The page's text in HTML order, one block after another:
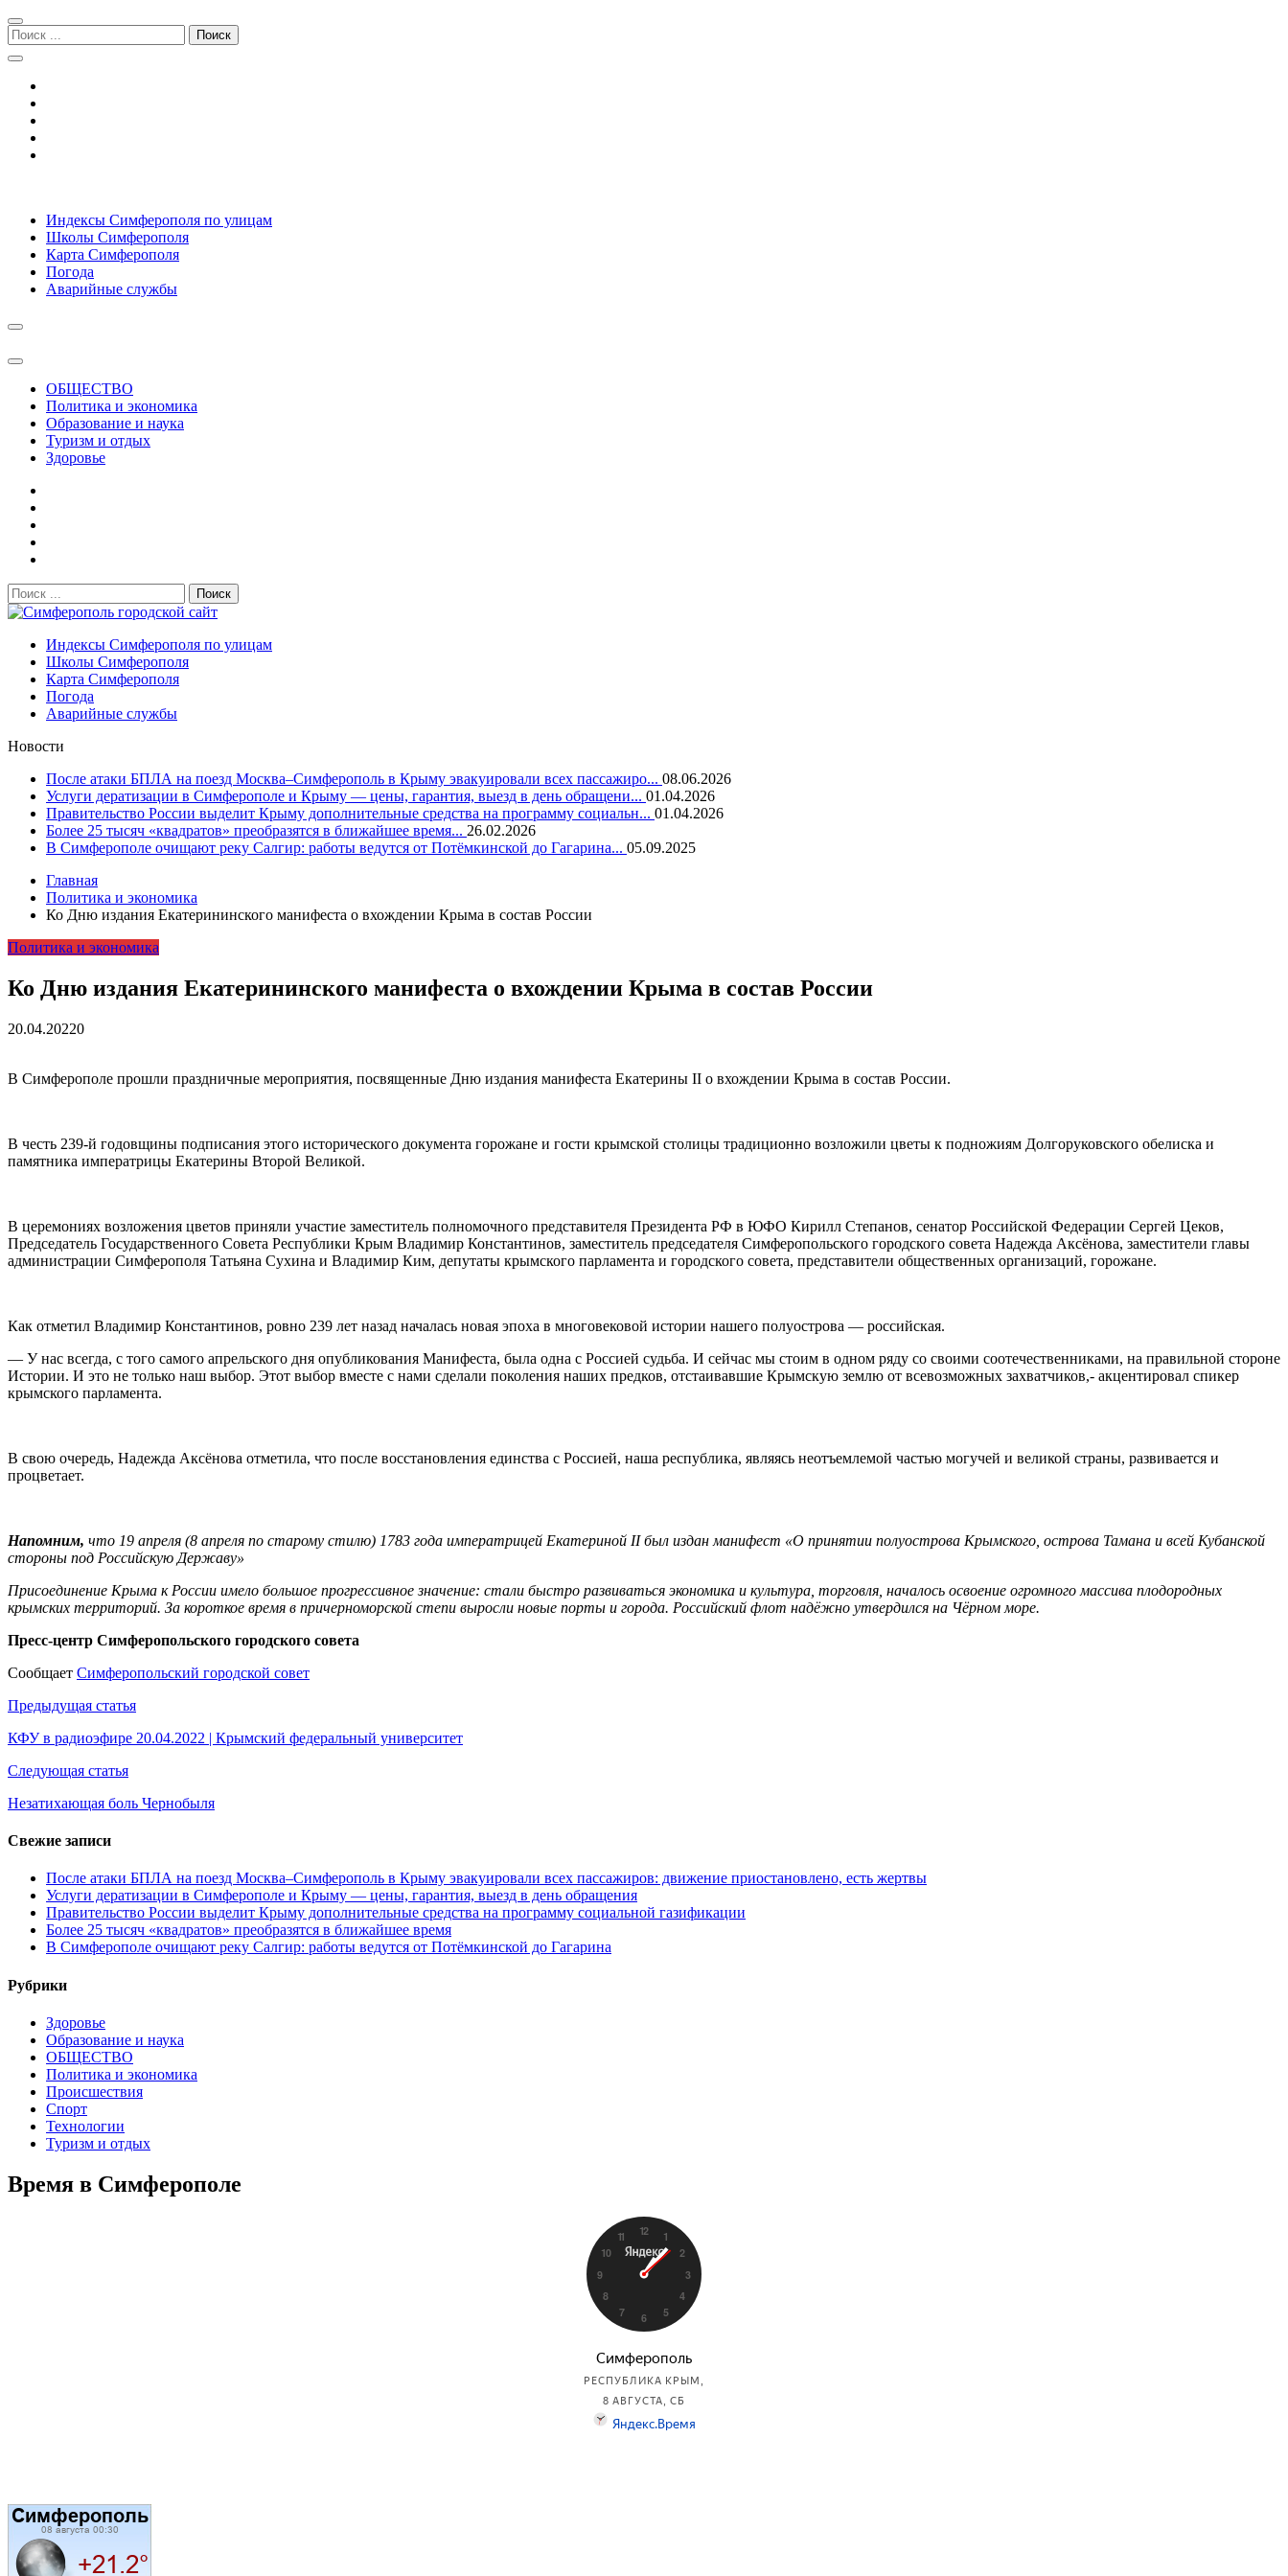
Перейти
к
навигации
Перейти
к
содержимому
Поиск:
Симферополь городской сайт
Индексы Симферополя по улицам
Школы Симферополя
Карта Симферополя
Погода
Аварийные службы
ОБЩЕСТВО
Политика и экономика
Образование и наука
Туризм и отдых
Здоровье
Поиск:
Симферополь городской сайт
Индексы Симферополя по улицам
Школы Симферополя
Карта Симферополя
Погода
Аварийные службы
Новости
После атаки БПЛА на поезд Москва–Симферополь в Крыму эвакуировали всех пассажиро... 08.06.2026
Услуги дератизации в Симферополе и Крыму — цены, гарантия, выезд в день обращени... 01.04.2026
Правительство России выделит Крыму дополнительные средства на программу социальн... 01.04.2026
Более 25 тысяч «квадратов» преобразятся в ближайшее время... 26.02.2026
В Симферополе очищают реку Салгир: работы ведутся от Потёмкинской до Гагарина... 05.09.2025
Главная
Политика и экономика
Ко Дню издания Екатерининского манифеста о вхождении Крыма в состав России
Политика и экономика
Ко Дню издания Екатерининского манифеста о вхождении Крыма в состав России
20.04.20220
В Симферополе прошли праздничные мероприятия, посвященные Дню издания манифеста Екатерины II о вхождении Крыма в состав России.
В честь 239-й годовщины подписания этого исторического документа горожане и гости крымской столицы традиционно возложили цветы к подножиям Долгоруковского обелиска и
памятника императрицы Екатерины Второй Великой.
В церемониях возложения цветов приняли участие заместитель полномочного представителя Президента РФ в ЮФО Кирилл Степанов, сенатор Российской Федерации Сергей Цеков,
Председатель Государственного Совета Республики Крым Владимир Константинов, заместитель председателя Симферопольского городского совета Надежда Аксёнова, заместители главы
администрации Симферополя Татьяна Сухина и Владимир Ким, депутаты крымского парламента и городского совета, представители общественных организаций, горожане.
Как отметил Владимир Константинов, ровно 239 лет назад началась новая эпоха в многовековой истории нашего полуострова — российская.
— У нас всегда, с того самого апрельского дня опубликования Манифеста, была одна с Россией судьба. И сейчас мы стоим в одном ряду со своими соотечественниками, на правильной стороне
Истории. И это не только наш выбор. Этот выбор вместе с нами сделали поколения наших предков, отстаивавшие Крымскую землю от всевозможных захватчиков,- акцентировал спикер
крымского парламента.
В свою очередь, Надежда Аксёнова отметила, что после восстановления единства с Россией, наша республика, являясь неотъемлемой частью могучей и великой страны, развивается и
процветает.
Напомним, что 19 апреля (8 апреля по старому стилю) 1783 года императрицей Екатериной II был издан манифест «О принятии полуострова Крымского, острова Тамана и всей Кубанской
стороны под Российскую Державу»
Присоединение Крыма к России имело большое прогрессивное значение: стали быстро развиваться экономика и культура, торговля, началось освоение огромного массива плодородных
крымских территорий. За короткое время в причерноморской степи выросли новые порты и города. Российский флот надёжно утвердился на Чёрном море.
Пресс-центр Симферопольского городского совета
Сообщает Симферопольский городской совет
Навигация
по
записям
Предыдущая статья
КФУ в радиоэфире 20.04.2022 | Крымский федеральный университет
Следующая статья
Незатихающая боль Чернобыля
Свежие записи
После атаки БПЛА на поезд Москва–Симферополь в Крыму эвакуировали всех пассажиров: движение приостановлено, есть жертвы
Услуги дератизации в Симферополе и Крыму — цены, гарантия, выезд в день обращения
Правительство России выделит Крыму дополнительные средства на программу социальной газификации
Более 25 тысяч «квадратов» преобразятся в ближайшее время
В Симферополе очищают реку Салгир: работы ведутся от Потёмкинской до Гагарина
Рубрики
Здоровье
Образование и наука
ОБЩЕСТВО
Политика и экономика
Происшествия
Спорт
Технологии
Туризм и отдых
Время в Симферополе